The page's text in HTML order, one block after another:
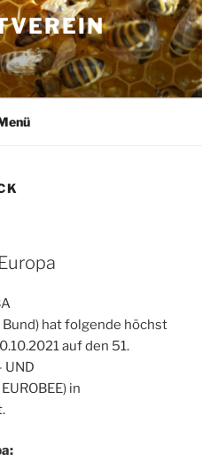
hat folgende höchst
auf den 51.
UND
in